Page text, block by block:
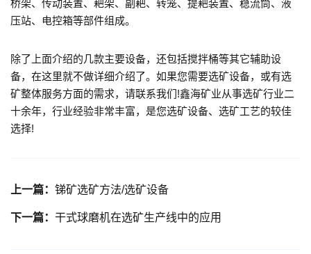
桥架、传动装置、耙架、副耙、转笼、提耙装置、稳流筒、液
压站、电控箱等部件组成。
除了上面介绍的几款主要设备，还包括搅拌桶等其它辅助设
备，在这里就不做详细介绍了。如果您需要选矿设备，或有选
矿整体服务方面的需求，请联系我们!鑫海矿业从事选矿行业二
十余年，行业经验非常丰富，是您选矿设备、选矿工艺的较佳
选择!
上一篇： 锑矿选矿方法/选矿设备
下一篇： 干式球磨机在选矿生产线中的应用